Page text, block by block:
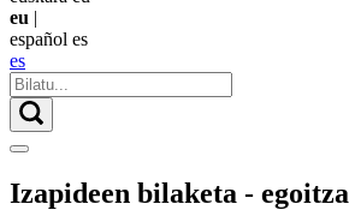
eu |
español es
es
Izapideen bilaketa - egoitza